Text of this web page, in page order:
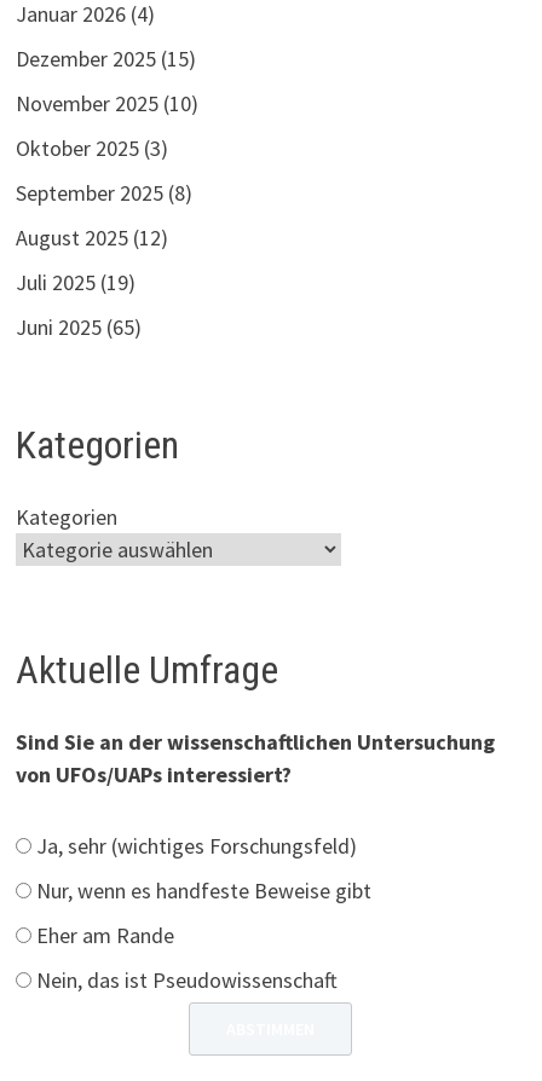
Januar 2026 (4)
Dezember 2025 (15)
November 2025 (10)
Oktober 2025 (3)
September 2025 (8)
August 2025 (12)
Juli 2025 (19)
Juni 2025 (65)
Kategorien
Kategorien
Aktuelle Umfrage
Sind Sie an der wissenschaftlichen Untersuchung
von UFOs/UAPs interessiert?
Ja, sehr (wichtiges Forschungsfeld)
Nur, wenn es handfeste Beweise gibt
Eher am Rande
Nein, das ist Pseudowissenschaft